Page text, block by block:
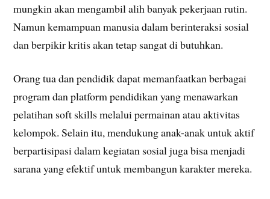
mungkin akan mengambil alih banyak pekerjaan rutin.
Namun kemampuan manusia dalam berinteraksi sosial
dan berpikir kritis akan tetap sangat di butuhkan.
Orang tua dan pendidik dapat memanfaatkan berbagai
program dan platform pendidikan yang menawarkan
pelatihan soft skills melalui permainan atau aktivitas
kelompok. Selain itu, mendukung anak-anak untuk aktif
berpartisipasi dalam kegiatan sosial juga bisa menjadi
sarana yang efektif untuk membangun karakter mereka.